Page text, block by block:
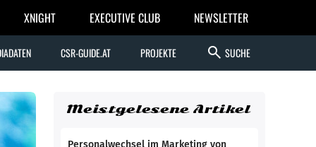
XNIGHT EXECUTIVE CLUB NEWSLETTER
CSR-GUIDE.AT PROJEKTE search SUCHE
Meistgelesene Artikel
Personalwechsel im Marketing von